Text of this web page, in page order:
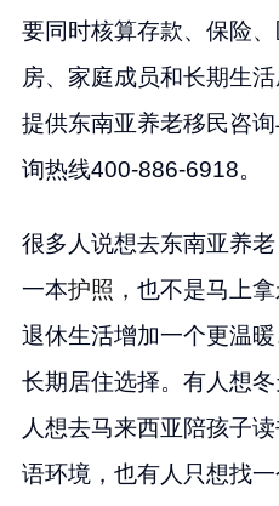
要同时核算存款、保险
房、家庭成员和长期生
提供东南亚养老移民咨
询热线400-886-6918。
很多人说想去东南亚养
一本护照 ，也不是马上
退休生活增加一个更温
长期居住选择。有人想
人想去马来西亚陪孩子
语环境，也有人只想找